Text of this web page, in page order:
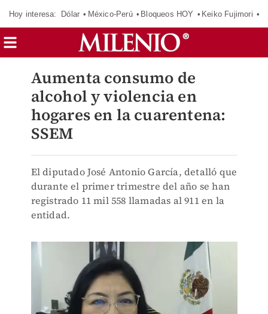
Hoy interesa: Dólar México-Perú Bloqueos HOY Keiko Fujimori
Aumenta consumo de
alcohol y violencia en
hogares en la cuarentena:
SSEM
El diputado José Antonio García, detalló que
durante el primer trimestre del año se han
registrado 11 mil 558 llamadas al 911 en la
entidad.